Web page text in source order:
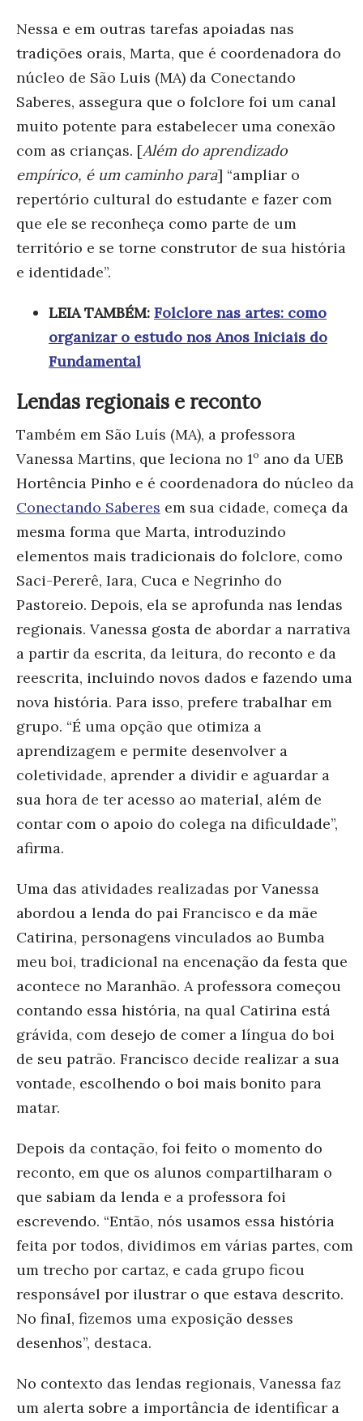
Nessa e em outras tarefas apoiadas nas
tradições orais, Marta, que é coordenadora do
núcleo de São Luis (MA) da Conectando
Saberes, assegura que o folclore foi um canal
muito potente para estabelecer uma conexão
com as crianças. [Além do aprendizado
empírico, é um caminho para] “ampliar o
repertório cultural do estudante e fazer com
que ele se reconheça como parte de um
território e se torne construtor de sua história
e identidade”.
LEIA TAMBÉM: Folclore nas artes: como
organizar o estudo nos Anos Iniciais do
Fundamental
Lendas regionais e reconto
Também em São Luís (MA), a professora
Vanessa Martins, que leciona no 1º ano da UEB
Hortência Pinho e é coordenadora do núcleo da
Conectando Saberes em sua cidade, começa da
mesma forma que Marta, introduzindo
elementos mais tradicionais do folclore, como
Saci-Pererê, Iara, Cuca e Negrinho do
Pastoreio. Depois, ela se aprofunda nas lendas
regionais. Vanessa gosta de abordar a narrativa
a partir da escrita, da leitura, do reconto e da
reescrita, incluindo novos dados e fazendo uma
nova história. Para isso, prefere trabalhar em
grupo. “É uma opção que otimiza a
aprendizagem e permite desenvolver a
coletividade, aprender a dividir e aguardar a
sua hora de ter acesso ao material, além de
contar com o apoio do colega na dificuldade”,
afirma.
Uma das atividades realizadas por Vanessa
abordou a lenda do pai Francisco e da mãe
Catirina, personagens vinculados ao Bumba
meu boi, tradicional na encenação da festa que
acontece no Maranhão. A professora começou
contando essa história, na qual Catirina está
grávida, com desejo de comer a língua do boi
de seu patrão. Francisco decide realizar a sua
vontade, escolhendo o boi mais bonito para
matar.
Depois da contação, foi feito o momento do
reconto, em que os alunos compartilharam o
que sabiam da lenda e a professora foi
escrevendo. “Então, nós usamos essa história
feita por todos, dividimos em várias partes, com
um trecho por cartaz, e cada grupo ficou
responsável por ilustrar o que estava descrito.
No final, fizemos uma exposição desses
desenhos”, destaca.
No contexto das lendas regionais, Vanessa faz
um alerta sobre a importância de identificar a